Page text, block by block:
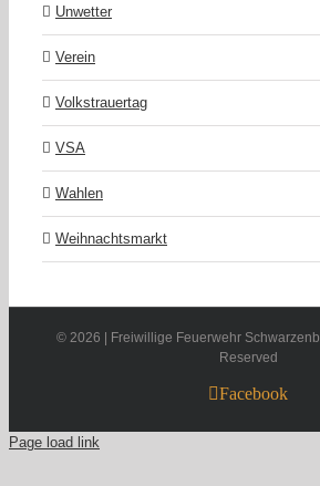
Unwetter
Verein
Volkstrauertag
VSA
Wahlen
Weihnachtsmarkt
© 2026 | Freiwillige Feuerwehr
Reserved
Facebook
Page load link